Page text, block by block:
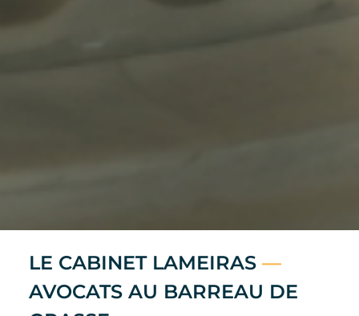
LE CABINET LAMEIRAS —
AVOCATS AU BARREAU DE